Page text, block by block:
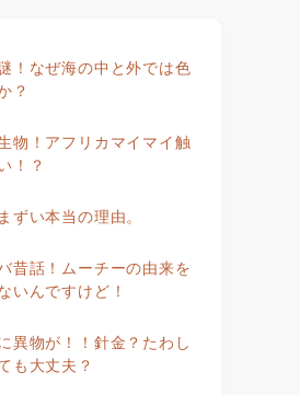
！なぜ海の中と外では色
？
物！アフリカマイマイ触
！？
ずい本当の理由。
昔話！ムーチーの由来を
いんですけど！
異物が！！針金？たわし
も大丈夫？